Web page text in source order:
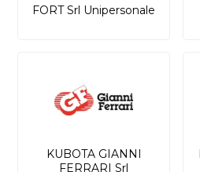
FORT Srl Unipersonale
KUBOTA GIANNI
FERRARI Srl